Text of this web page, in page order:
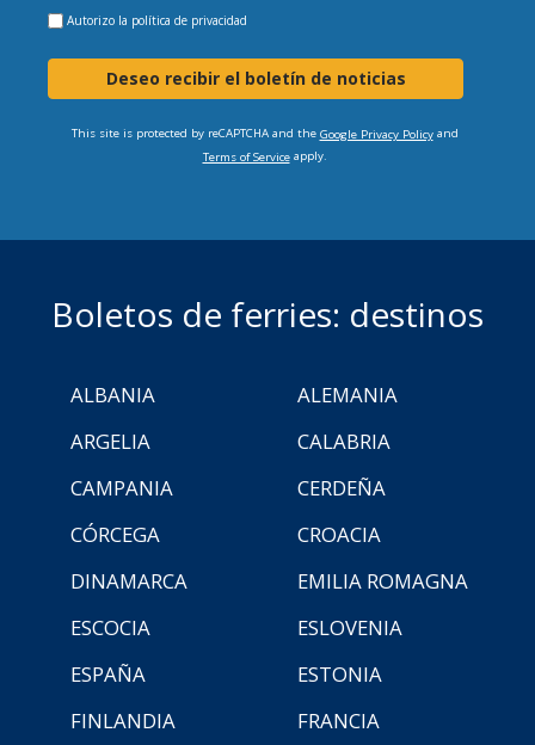
Autorizo la política de privacidad
Deseo recibir el boletín de noticias
This site is protected by reCAPTCHA and the Google Privacy Policyand
Terms of Serviceapply.
Boletos de ferries: destinos
ALBANIA
ALEMANIA
ARGELIA
CALABRIA
CAMPANIA
CERDEÑA
CÓRCEGA
CROACIA
DINAMARCA
EMILIA ROMAGNA
ESCOCIA
ESLOVENIA
ESPAÑA
ESTONIA
FINLANDIA
FRANCIA